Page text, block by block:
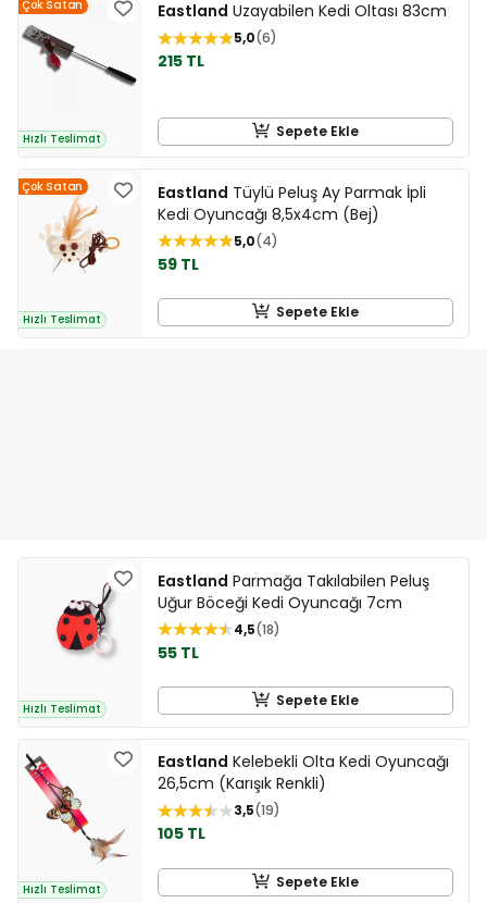
Çok Satan
Hızlı Teslimat
Eastland Uzayabilen Kedi Oltası 83cm
5,0 6
215 TL
Sepete Ekle
Çok Satan
Hızlı Teslimat
Eastland Tüylü Peluş Ay Parmak İpli
Kedi Oyuncağı 8,5x4cm (Bej)
5,0 4
59 TL
Sepete Ekle
Hızlı Teslimat
Eastland Parmağa Takılabilen Peluş
Uğur Böceği Kedi Oyuncağı 7cm
4,5 18
55 TL
Sepete Ekle
Hızlı Teslimat
Eastland Kelebekli Olta Kedi Oyuncağı
26,5cm (Karışık Renkli)
3,5 19
105 TL
Sepete Ekle